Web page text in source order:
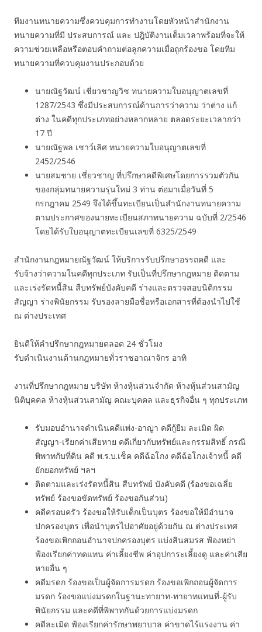
ทีมงานทนายความซึ่งควบคุมการทำงานโดยหัวหน้าสำนักงาน
ทนายความที่มี ประสบการณ์ และ ปฎิบัติงานเต็มเวลาพร้อมที่จะให้
ความช่วยเหลือหรือตอบคำถามต่อลูกความเมื่อถูกร้องขอ โดยทีม
ทนายความที่ควบคุมงานประกอบด้วย
นายณัฐวัฒน์ เชี่ยวชาญวิช ทนายความใบอนุญาตเลขที่
1287/2543 ซึ่งมีประสบการณ์ด้านการว่าความ ว่าต่าง แก้
ต่าง ในคดีทุกประเภทอย่างหลากหลาย ตลอดระยะเวลากว่า
17 ปี
นายณัฐพล เชาว์เลิศ ทนายความใบอนุญาตเลขที่
2452/2546
นายสมชาย เชี่ยวชาญ ที่ปรึกษาคดีพิเศษโดยการรวมตัวกัน
ของกลุ่มทนายความรุ่นใหม่ 3 ท่าน ต่อมาเมื่อวันที่ 5
กรกฎาคม 2549 จึงได้ขึ้นทะเบียนเป็นสำนักงานทนายความ
ตามประกาศของนายทะเบียนสภาทนายความ ฉบับที่ 2/2546
โดยได้รับใบอนุญาตทะเบียนเลขที่ 6325/2549
สำนักงานกฎหมายณัฐวัฒน์ ให้บริการรับปรึกษาอรรถคดี และ
รับจ้างว่าความในคดีทุกประเภท รับเป็นที่ปรึกษากฎหมาย ติดตาม
และเร่งรัดหนี้สิน สืบทรัพย์บังคับคดี ร่างและตรวจสอบนิติกรรม
สัญญา ร่างพินัยกรรม รับรองลายมือชื่อหรือเอกสารที่ต้องนำไปใช้
ณ ต่างประเทศ
ยินดีให้คำปรึกษากฎหมายตลอด 24 ชั่วโมง
รับดำเนินงานด้านกฎหมายทั่วราชอาณาจักร อาทิ
งานที่ปรึกษากฎหมาย บริษัท ห้างหุ้นส่วนจำกัด ห้างหุ้นส่วนสามัญ
นิติบุคคล ห้างหุ้นส่วนสามัญ คณะบุคคล และธุรกิจอื่น ๆ ทุกประเภท
รับมอบอำนาจดำเนินคดีแพ่ง-อาญา คดีกู้ยืม ละเมิด ผิด
สัญญา-เรียกค่าเสียหาย คดีเกี่ยวกับทรัพย์และกรรมสิทธิ์ กรณี
พิพาทกับที่ดิน คดี พ.ร.บ.เช็ค คดีฉ้อโกง คดีฉ้อโกงเจ้าหนี้ คดี
ยักยอกทรัพย์ ฯลฯ
ติดตามและเร่งรัดหนี้สิน สืบทรัพย์ บังคับคดี (ร้องขอเฉลี่ย
ทรัพย์ ร้องขอขัดทรัพย์ ร้องขอกันส่วน)
คดีครอบครัว ร้องขอให้รับเด็กเป็นบุตร ร้องขอให้มีอำนาจ
ปกครองบุตร เพื่อนำบุตรไปอาศัยอยู่ด้วยกัน ณ ต่างประเทศ
ร้องขอเพิกถอนอำนาจปกครองบุตร แบ่งสินสมรส ฟ้องหย่า
ฟ้องเรียกค่าทดแทน ค่าเลี้ยงชีพ ค่าอุปการะเลี้ยงดู และค่าเสีย
หายอื่น ๆ
คดีมรดก ร้องขอเป็นผู้จัดการมรดก ร้องขอเพิกถอนผู้จัดการ
มรดก ร้องขอแบ่งมรดกในฐานะทายาท-ทายาทแทนที่-ผู้รับ
พินัยกรรม และคดีที่พิพาทกันด้วยการแบ่งมรดก
คดีละเมิด ฟ้องเรียกค่ารักษาพยาบาล ค่าขาดไร้แรงงาน ค่า